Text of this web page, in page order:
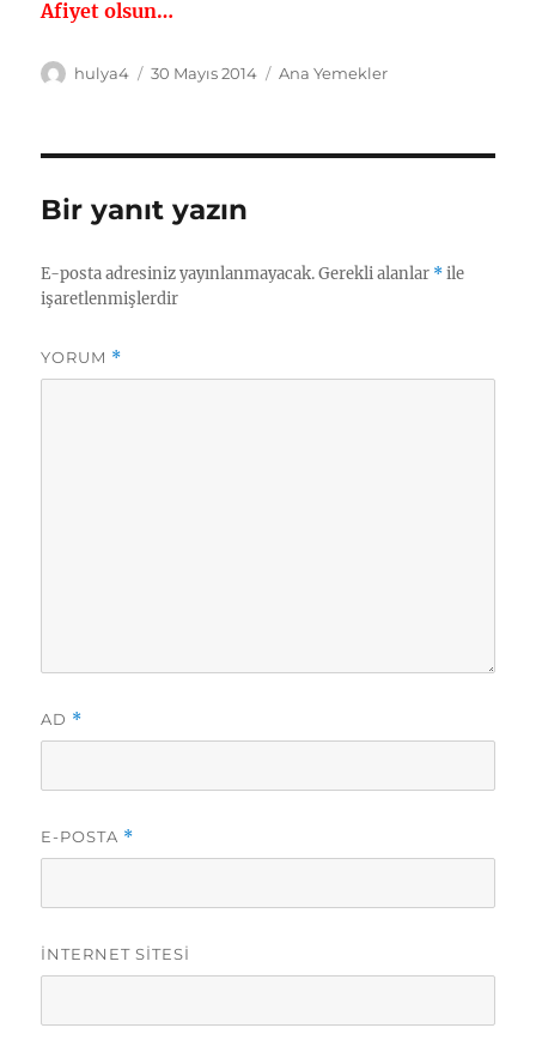
Afiyet olsun…
Yazar
hulya4
Yayın
30 Mayıs 2014 Kategoriler
Ana Yemekler
Bir yanıt yazın
E-posta adresiniz yayınlanmayacak. Gerekli alanlar *ile
işaretlenmişlerdir
YORUM *
AD *
E-POSTA *
İNTERNET SITESI